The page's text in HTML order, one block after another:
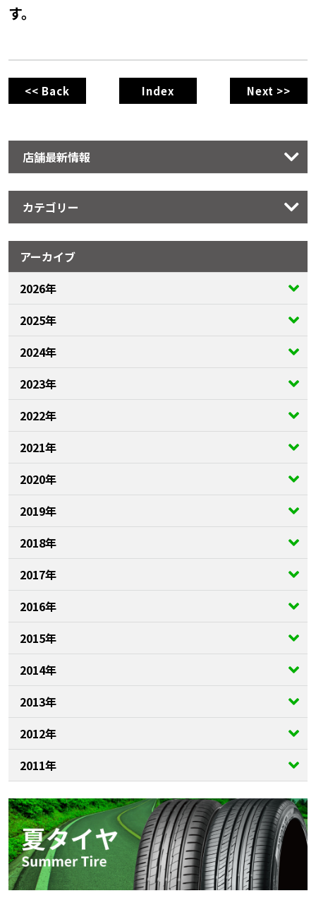
す。
<< Back Index Next >>
店舗最新情報
カテゴリー
アーカイブ
2026年
2025年
2024年
2023年
2022年
2021年
2020年
2019年
2018年
2017年
2016年
2015年
2014年
2013年
2012年
2011年